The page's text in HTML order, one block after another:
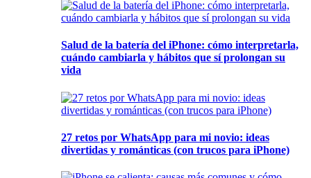
Salud de la batería del iPhone: cómo interpretarla,
cuándo cambiarla y hábitos que sí prolongan su
vida
27 retos por WhatsApp para mi novio: ideas
divertidas y románticas (con trucos para iPhone)